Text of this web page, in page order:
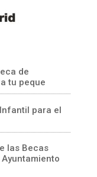
de
tu peque
para el
las Becas